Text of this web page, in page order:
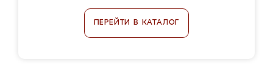
ПЕРЕЙТИ В КАТАЛОГ